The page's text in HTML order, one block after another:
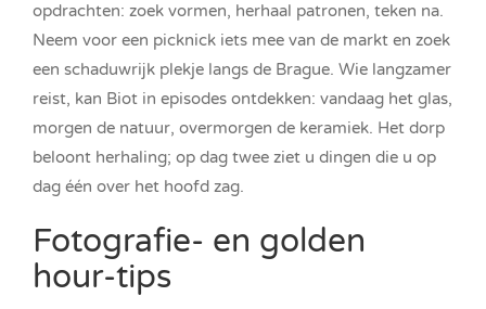
opdrachten: zoek vormen, herhaal patronen, teken na.
Neem voor een picknick iets mee van de markt en zoek
een schaduwrijk plekje langs de Brague. Wie langzamer
reist, kan Biot in episodes ontdekken: vandaag het glas,
morgen de natuur, overmorgen de keramiek. Het dorp
beloont herhaling; op dag twee ziet u dingen die u op
dag één over het hoofd zag.
Fotografie- en golden
hour-tips